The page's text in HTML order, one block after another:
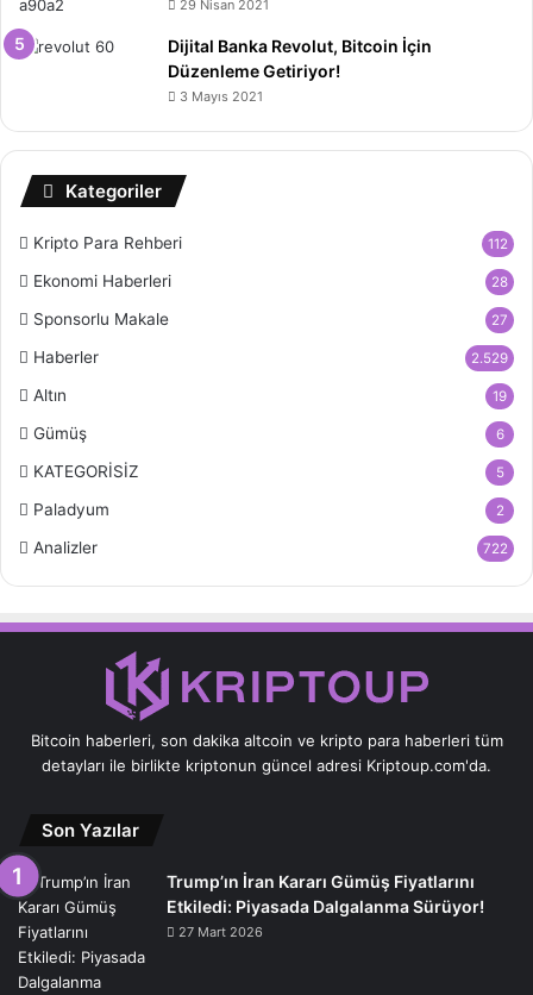
29 Nisan 2021
Dijital Banka Revolut, Bitcoin İçin
Düzenleme Getiriyor!
3 Mayıs 2021
Kategoriler
Kripto Para Rehberi 112
Ekonomi Haberleri 28
Sponsorlu Makale 27
Haberler 2.529
Altın 19
Gümüş 6
KATEGORİSİZ 5
Paladyum 2
Analizler 722
Bitcoin haberleri, son dakika altcoin ve kripto para haberleri tüm
detayları ile birlikte kriptonun güncel adresi Kriptoup.com'da.
Son Yazılar
Trump’ın İran Kararı Gümüş Fiyatlarını
Etkiledi: Piyasada Dalgalanma Sürüyor!
27 Mart 2026